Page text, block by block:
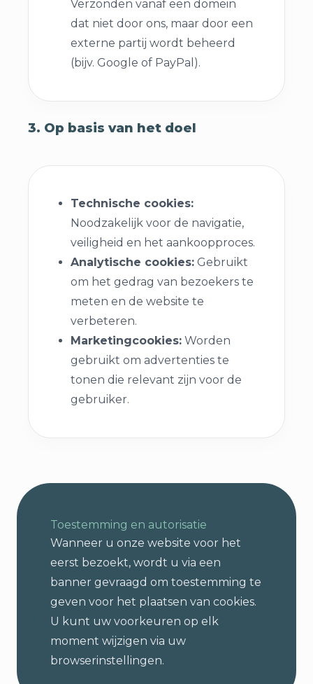
Verzonden vanaf een domein
dat niet door ons, maar door een
externe partij wordt beheerd
(bijv. Google of PayPal).
3. Op basis van het doel
Technische cookies:
Noodzakelijk voor de navigatie,
veiligheid en het aankoopproces.
Analytische cookies: Gebruikt
om het gedrag van bezoekers te
meten en de website te
verbeteren.
Marketingcookies: Worden
gebruikt om advertenties te
tonen die relevant zijn voor de
gebruiker.
Toestemming en autorisatie
Wanneer u onze website voor het
eerst bezoekt, wordt u via een
banner gevraagd om toestemming te
geven voor het plaatsen van cookies.
U kunt uw voorkeuren op elk
moment wijzigen via uw
browserinstellingen.